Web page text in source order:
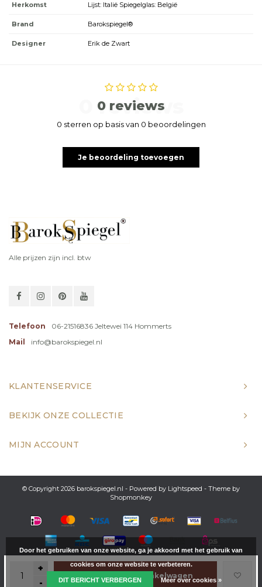
+
-
Toevoegen aan winkelwagen
Herkomst Lijst: Italië Spiegelglas: België
Brand Barokspiegel®
Designer Erik de Zwart
0 reviews
0 reviews
0 sterren op basis van 0 beoordelingen
Je beoordeling toevoegen
Alle prijzen zijn incl. btw
Telefoon
06-21516836 Jeltewei 114 Hommerts
Mail
info@barokspiegel.nl
KLANTENSERVICE
BEKIJK ONZE COLLECTIE
MIJN ACCOUNT
© Copyright 2026 barokspiegel.nl - Powered by Lightspeed - Theme by
Shopmonkey
Door het gebruiken van onze website, ga je akkoord met het gebruik van
cookies om onze website te verbeteren.
DIT BERICHT VERBERGEN Meer over cookies »